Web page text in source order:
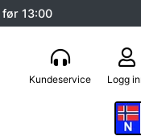
13:00
Kundeservice Logg